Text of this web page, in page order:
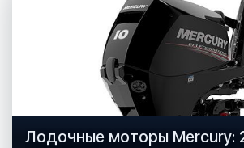
Лодочные моторы Mercury: